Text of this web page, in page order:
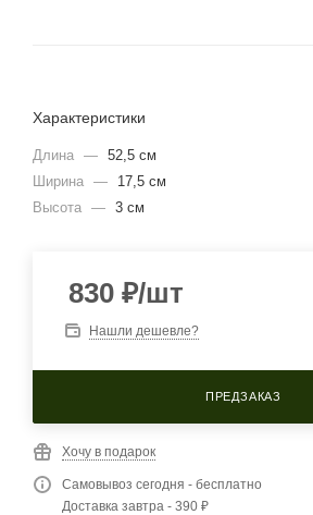
Характеристики
Длина — 52,5 см
Ширина —
17,5 см
Высота — 3 см
830 ₽/шт
Нашли дешевле?
ПРЕДЗАКАЗ
Хочу в подарок
Самовывоз сегодня - бесплатно
Доставка завтра - 390 ₽